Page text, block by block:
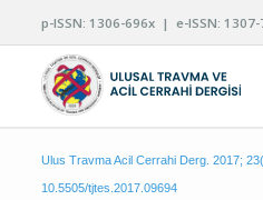
p-ISSN: 1306-696x | e-ISSN: 1307-
Ulus Travma Acil Cerrahi Derg. 2017;
10.5505/tjtes.2017.09694